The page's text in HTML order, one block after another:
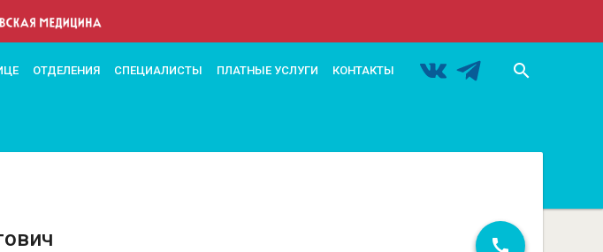
search
ОТДЕЛЕНИЯ СПЕЦИАЛИСТЫ ПЛАТНЫЕ УСЛУГИ КОНТАКТЫ